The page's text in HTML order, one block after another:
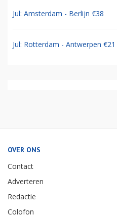
Jul: Amsterdam - Berlijn €38
Jul: Rotterdam - Antwerpen €21
OVER ONS
Contact
Adverteren
Redactie
Colofon